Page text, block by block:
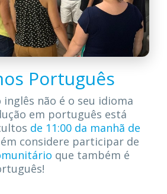
Português
inglês não é o seu idioma
em português está
de 11:00 da manhã de
considere participar de
que também é